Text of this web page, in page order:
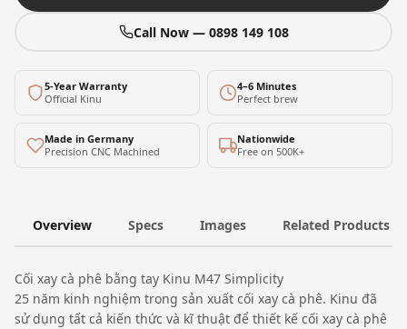
Call Now — 0898 149 108
5-Year Warranty
Official Kinu
4–6 Minutes
Perfect brew
Made in Germany
Precision CNC Machined
Nationwide
Free on 500K+
Overview Specs Images Related Products
Cối xay cà phê bằng tay Kinu M47 Simplicity
25 năm kinh nghiệm trong sản xuất cối xay cà phê. Kinu đã
sử dụng tất cả kiến thức và kĩ thuật để thiết kế cối xay cà phê